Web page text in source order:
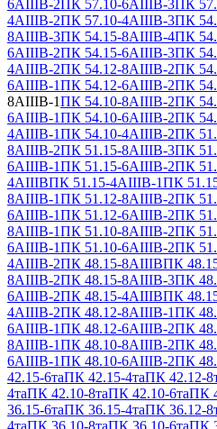
6АIIIВ-2 ПК 57.10-6АIIIВ-3 ПК
4АIIIВ-2ПК 57.10-4АIIIВ-3ПК
8АIIIВ-3ПК 54.15-8АIIIВ-4ПК
6АIIIВ-2ПК 54.15-6АIIIВ-3ПК
4АIIIВ-2ПК 54.12-8АIIIВ-2ПК
6АIIIВ-1ПК 54.12-6АIIIВ-2ПК
8АIIIВ-1ПК 54.10-8АIIIВ-2ПК
6АIIIВ-1ПК 54.10-6АIIIВ-2ПК
4АIIIВ-1ПК 54.10-4АIIIВ-2ПК
8АIIIВ-2ПК 51.15-8АIIIВ-3ПК
6АIIIВ-1ПК 51.15-6АIIIВ-2ПК
4АIIIВПК 51.15-4АIIIВ-1ПК
8АIIIВ-1ПК 51.12-8АIIIВ-2ПК
6АIIIВ-1ПК 51.12-6АIIIВ-2ПК
8АIIIВ-1ПК 51.10-8АIIIВ-2ПК
6АIIIВ-1ПК 51.10-6АIIIВ-2ПК
4АIIIВ-2ПК 48.15-8АIIIВПК
8АIIIВ-2ПК 48.15-8АIIIВ-3ПК
6АIIIВ-2ПК 48.15-4АIIIВПК
4АIIIВ-2ПК 48.12-8АIIIВ-1ПК
6АIIIВ-1ПК 48.12-6АIIIВ-2ПК
8АIIIВ-1ПК 48.10-8АIIIВ-2ПК
6АIIIВ-1ПК 48.10-6АIIIВ-2ПК
42.15-6таПК 42.15-4таПК 42.12-
4таПК 42.10-8таПК 42.10-6таПК
36.15-6таПК 36.15-4таПК 36.12-